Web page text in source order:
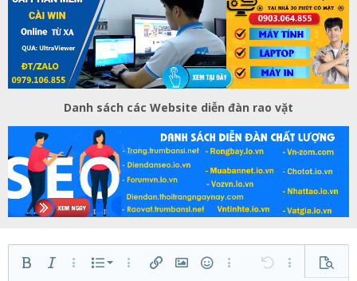
Danh sách các Website diễn đàn rao vặt
Bold In nghiêng
Thêm tùy chọn…
Danh sáchDanh sách có thứ tự
Thêm tùy chọn…
Chèn liên kết
Chèn hình ảnh
Mặt cườiThêm tùy chọn…
Undo Thêm tùy
Xem